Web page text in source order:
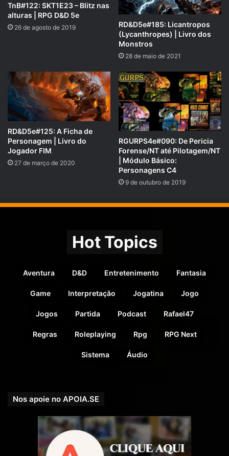
SUPORTE NOSSA CAUSA!
Nossa Campanha do PADRIM está no AR! Acesse e
veja nossas Metas e Recompensas para os patronos.
Se você preferir nos apoiar pelo PICPAY, acesse e
TnB#122: SKT1E23 – Blitz nas
alturas | RPG D&D 5e
26 de agosto de 2019
RD&D5e#185: Licantropos
(Lycanthropes) | Livro dos
Monstros
28 de maio de 2021
RD&D5e#125: A Ficha de
Personagem | Livro do
Jogador FIM
27 de março de 2020
RGURPS4e#090: De Pericia
Forense/NT até Pilotagem/NT
| Módulo Básico:
Personagens C4
9 de outubro de 2019
Hot Topics
Aventura D&D Entretenimento Fantasia
Game Interpretação Jogatina Jogo
Jogos Partida Podcast Rafael47
Regras Roleplaying Rpg RPG Next
Sistema Áudio
Nos apoie no APOIA.SE